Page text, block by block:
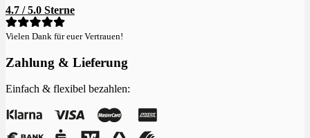
4.7 / 5.0 Sterne
Vielen Dank für euer Vertrauen!
Zahlung & Lieferung
Einfach & flexibel bezahlen: